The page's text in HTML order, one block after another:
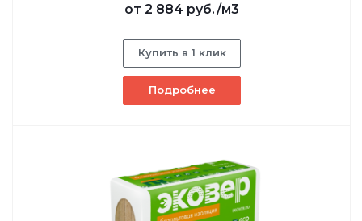
от 2 884 руб./м3
Купить в 1 клик
Подробнее